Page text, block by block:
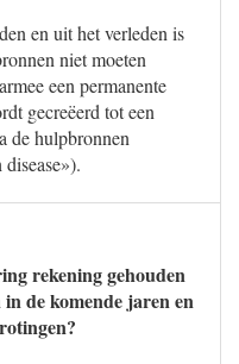
en uit het verleden is
niet moeten
een permanente
gecreëerd tot een
de hulpbronnen
rekening gehouden
de komende jaren en